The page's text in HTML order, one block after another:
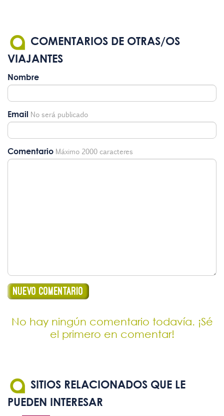
COMENTARIOS DE OTRAS/OS
VIAJANTES
Nombre
Email No será publicado
Comentario Máximo 2000 caracteres
No hay ningún comentario todavía. ¡Sé
el primero en comentar!
SITIOS RELACIONADOS QUE LE
PUEDEN INTERESAR